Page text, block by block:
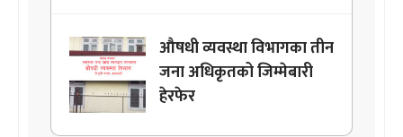
औषधी व्यवस्था विभागका तीन
जना अधिकृतको जिम्मेबारी
हेरफेर